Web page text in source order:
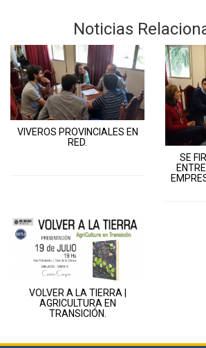
Noticias
VIVEROS PROVINCIALES EN
RED.
SE
VOLVER A LA TIERRA |
AGRICULTURA EN
TRANSICIÓN.